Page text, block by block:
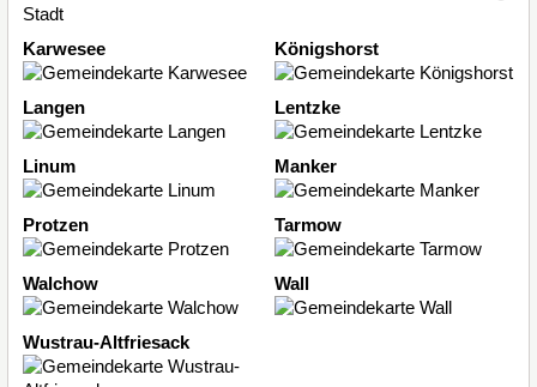
Karwesee Königshorst
Langen Lentzke
Linum Manker
Protzen Tarmow
Walchow Wall
Wustrau-Altfriesack